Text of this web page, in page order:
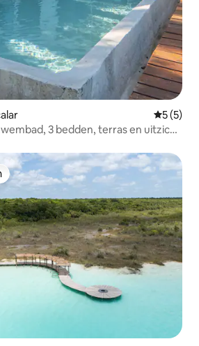
5 (5)
3 bedden, terras en uitzicht